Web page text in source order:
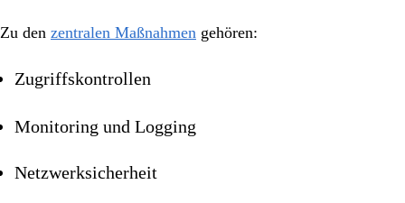
Zu den zentralen Maßnahmen gehören:
Zugriffskontrollen
Monitoring und Logging
Netzwerksicherheit